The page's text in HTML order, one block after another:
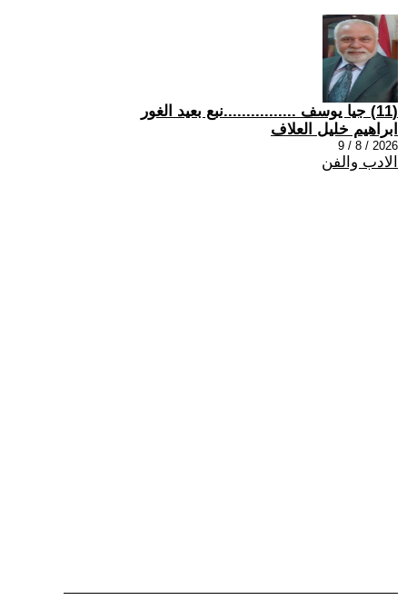
(11) جيا يوسف ................نبع بعيد الغور
ابراهيم خليل العلاف
2026 / 8 / 9
الادب والفن